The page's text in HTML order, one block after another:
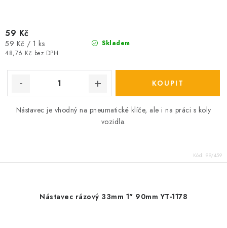
Skladem
48,76 Kč bez DPH
59 Kč
Měrná
cena:
59 Kč / 1 ks
Nástavec je vhodný na pneumatické klíče, ale i na práci s koly
vozidla.
Kód: 99/459
Nástavec rázový 33mm 1" 90mm YT-1178